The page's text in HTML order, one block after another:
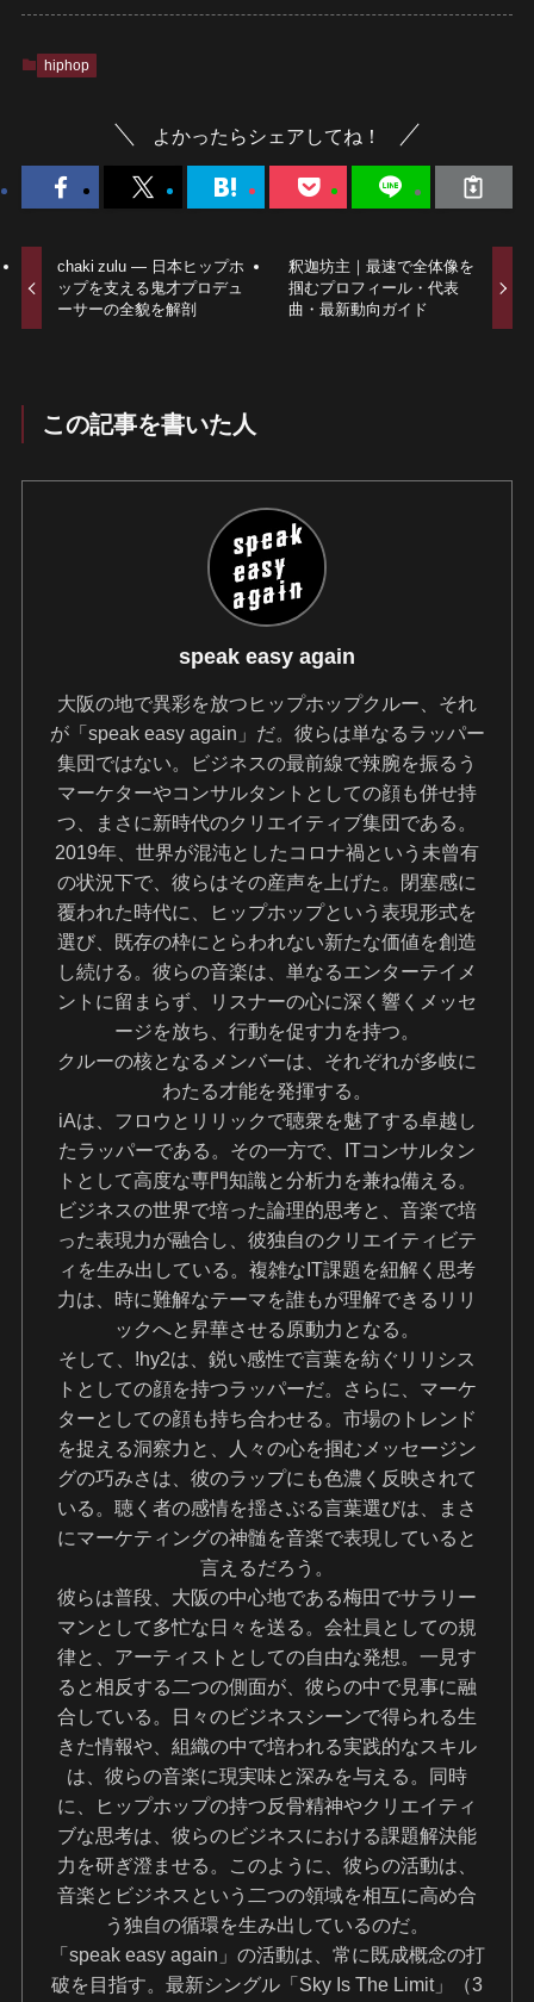
hiphop
よかったらシェアしてね！
chaki zulu — 日本ヒップホ
ップを支える鬼才プロデュ
ーサーの全貌を解剖
釈迦坊主｜最速で全体像を
掴むプロフィール・代表
曲・最新動向ガイド
この記事を書いた人
speak easy again
大阪の地で異彩を放つヒップホップクルー、それ
が「speak easy again」だ。彼らは単なるラッパー
集団ではない。ビジネスの最前線で辣腕を振るう
マーケターやコンサルタントとしての顔も併せ持
つ、まさに新時代のクリエイティブ集団である。
2019年、世界が混沌としたコロナ禍という未曾有
の状況下で、彼らはその産声を上げた。閉塞感に
覆われた時代に、ヒップホップという表現形式を
選び、既存の枠にとらわれない新たな価値を創造
し続ける。彼らの音楽は、単なるエンターテイメ
ントに留まらず、リスナーの心に深く響くメッセ
ージを放ち、行動を促す力を持つ。
クルーの核となるメンバーは、それぞれが多岐に
わたる才能を発揮する。
iAは、フロウとリリックで聴衆を魅了する卓越し
たラッパーである。その一方で、ITコンサルタン
トとして高度な専門知識と分析力を兼ね備える。
ビジネスの世界で培った論理的思考と、音楽で培
った表現力が融合し、彼独自のクリエイティビテ
ィを生み出している。複雑なIT課題を紐解く思考
力は、時に難解なテーマを誰もが理解できるリリ
ックへと昇華させる原動力となる。
そして、!hy2は、鋭い感性で言葉を紡ぐリリシス
トとしての顔を持つラッパーだ。さらに、マーケ
ターとしての顔も持ち合わせる。市場のトレンド
を捉える洞察力と、人々の心を掴むメッセージン
グの巧みさは、彼のラップにも色濃く反映されて
いる。聴く者の感情を揺さぶる言葉選びは、まさ
にマーケティングの神髄を音楽で表現していると
言えるだろう。
彼らは普段、大阪の中心地である梅田でサラリー
マンとして多忙な日々を送る。会社員としての規
律と、アーティストとしての自由な発想。一見す
ると相反する二つの側面が、彼らの中で見事に融
合している。日々のビジネスシーンで得られる生
きた情報や、組織の中で培われる実践的なスキル
は、彼らの音楽に現実味と深みを与える。同時
に、ヒップホップの持つ反骨精神やクリエイティ
ブな思考は、彼らのビジネスにおける課題解決能
力を研ぎ澄ませる。このように、彼らの活動は、
音楽とビジネスという二つの領域を相互に高め合
う独自の循環を生み出しているのだ。
「speak easy again」の活動は、常に既成概念の打
破を目指す。最新シングル「Sky Is The Limit」（3